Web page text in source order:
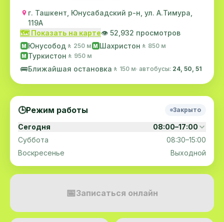
г. Ташкент, Юнусабадский р-н, ул. А.Тимура,
119A
🗺️ Показать на карте👁️ 52,932 просмотров
M Юнусобод 🚶 250 м M Шахристон 🚶 850 м
M Туркистон 🚶 950 м
🚌Ближайшая остановка 🚶 150 м· автобусы: 24, 50, 51
🕒Режим работы Закрыто
Сегодня
08:00–17:00
Суббота
08:30–15:00
Воскресенье
Выходной
📅Записаться онлайн